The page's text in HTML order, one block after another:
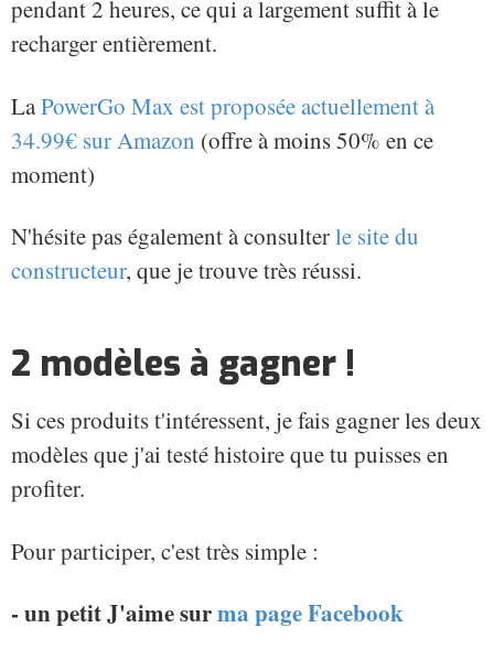
pendant 2 heures, ce qui a largement suffit à le
recharger entièrement.
LaPowerGo Max est proposée actuellement à
34.99€ sur Amazon (offre à moins 50% en ce
moment)
N'hésite pas également à consulterle site du
constructeur, que je trouve très réussi.
2 modèles à gagner !
Si ces produits t'intéressent, je fais gagner les deux
modèles que j'ai testé histoire que tu puisses en
profiter.
Pour participer, c'est très simple :
- un petit J'aime surma page Facebook